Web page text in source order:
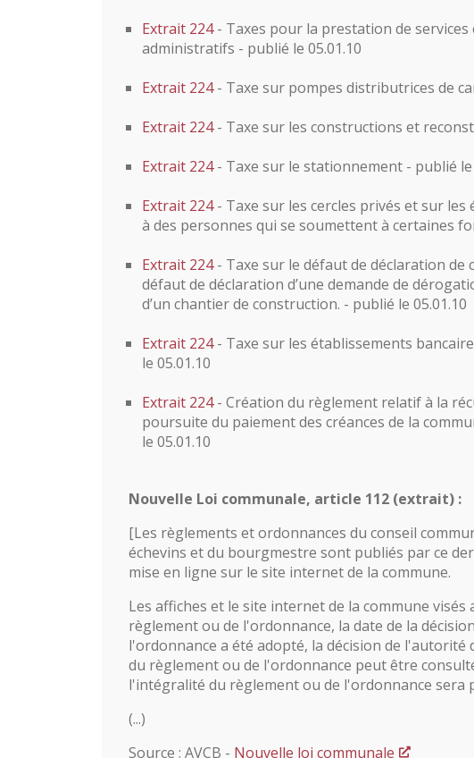
Extrait 224- Taxes pour la prestation de services
administratifs - publié le 05.01.10
Extrait 224- Taxe sur pompes distributrices de
Extrait 224- Taxe sur les constructions et
Extrait 224- Taxe sur le stationnement - publié le
Extrait 224- Taxe sur les cercles privés et sur les
à des personnes qui se soumettent à certaines
Extrait 224- Taxe sur le défaut de déclaration de
défaut de déclaration d’une demande de
d’un chantier de construction. - publié le 05.01.10
Extrait 224- Taxe sur les établissements
le 05.01.10
Extrait 224- Création du règlement relatif à la
poursuite du paiement des créances de la
le 05.01.10
Nouvelle Loi communale, article 112 (extrait) :
[Les règlements et ordonnances du conseil
échevins et du bourgmestre sont publiés par ce
mise en ligne sur le site internet de la commune.
Les affiches et le site internet de la commune
règlement ou de l'ordonnance, la date de la
l'ordonnance a été adopté, la décision de l'autorité
du règlement ou de l'ordonnance peut être
l'intégralité du règlement ou de l'ordonnance sera
(...)
Source : AVCB - Nouvelle loi communale